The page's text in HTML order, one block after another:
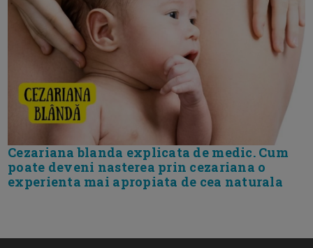
Cezariana blanda explicata de medic. Cum
poate deveni nasterea prin cezariana o
experienta mai apropiata de cea naturala